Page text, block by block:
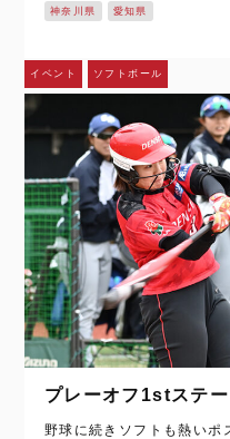
シリーズ” 進出を延長…
神奈川県 愛知県
イベント ソフトボール
プレーオフ1stステ
野球に続きソフトも熱いポ